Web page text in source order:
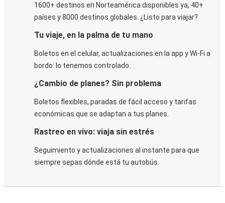
1600+ destinos en Norteamérica disponibles ya, 40+
países y 8000 destinos globales. ¿Listo para viajar?
Tu viaje, en la palma de tu mano
Boletos en el celular, actualizaciones en la app y Wi-Fi a
bordo: lo tenemos controlado.
¿Cambio de planes? Sin problema
Boletos flexibles, paradas de fácil acceso y tarifas
económicas que se adaptan a tus planes.
Rastreo en vivo: viaja sin estrés
Seguimiento y actualizaciones al instante para que
siempre sepas dónde está tu autobús.